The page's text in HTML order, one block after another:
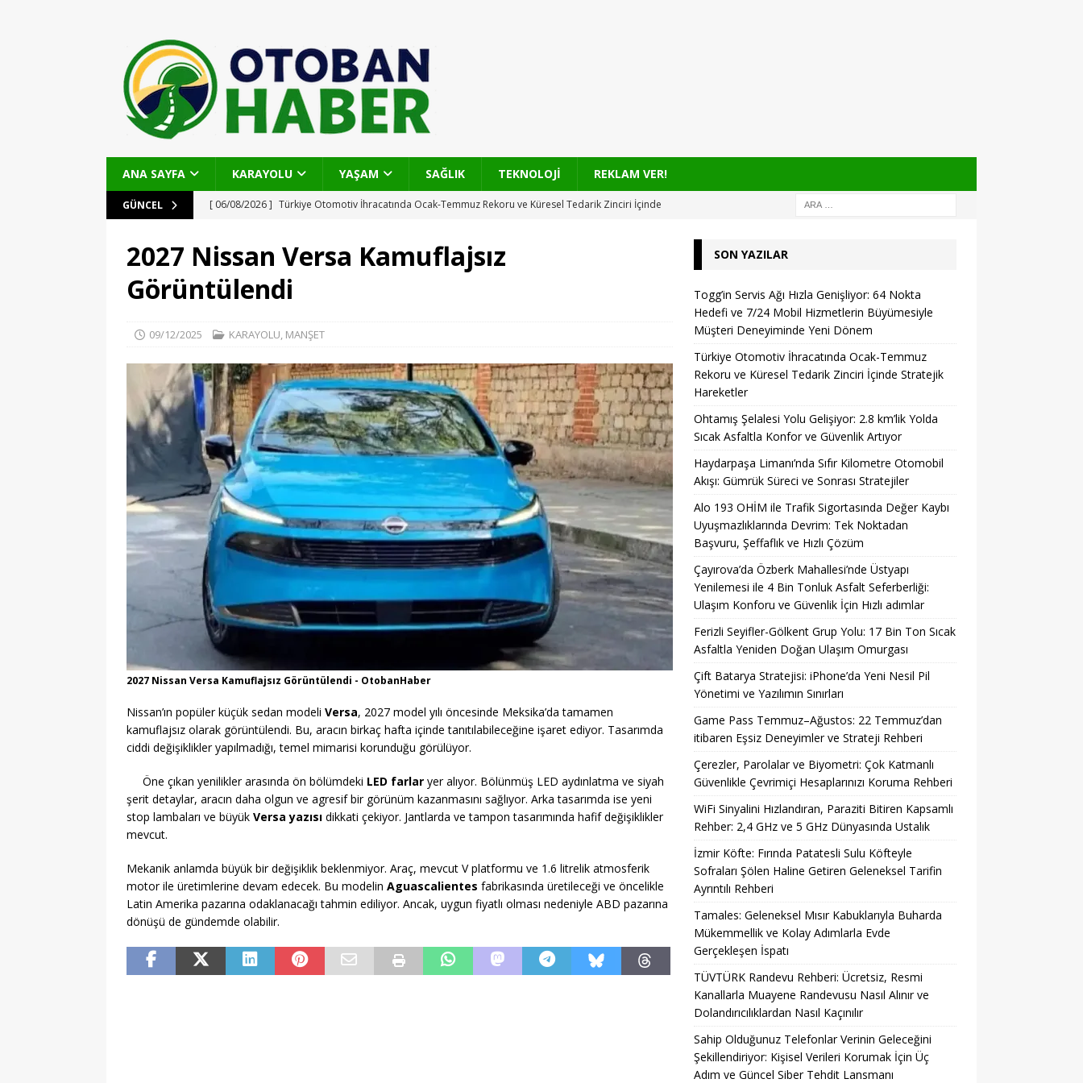
ANA SAYFA KARAYOLU YAŞAM SAĞLIK TEKNOLOJİ REKLAM VER!
GÜNCEL [ 06/08/2026 ] Türkiye Otomotiv İhracatında Ocak-Temmuz Rekoru ve Küresel Tedarik Zinciri İçinde
[ 06/08/2026 ]
Ohtamış Şelalesi Yolu Gelişiyor: 2.8 km’lik Yolda Sıcak Asfaltla Konfor ve Güvenlik
Artıyor
OTOBAN
Stratejiler
KARAYOLU
[ 24/07/2026 ] Alo 193 OHİM ile Trafik Sigortasında Değer Kaybı Uyuşmazlıklarında Devrim: Tek
Noktadan Başvuru, Şeffaflık ve Hızlı Çözüm
KARAYOLU
[ 07/08/2026 ] Togg’in Servis Ağı Hızla Genişliyor: 64 Nokta Hedefi ve 7/24 Mobil Hizmetlerin
Büyümesiyle Müşteri Deneyiminde Yeni Dönem
KARAYOLU
2027 Nissan Versa Kamuflajsız
Görüntülendi
09/12/2025 KARAYOLU, MANŞET
2027 Nissan Versa Kamuflajsız Görüntülendi - OtobanHaber
Nissan’ın popüler küçük sedan modeli Versa, 2027 model yılı öncesinde Meksika’da tamamen
kamuflajsız olarak görüntülendi. Bu, aracın birkaç hafta içinde tanıtılabileceğine işaret ediyor. Tasarımda
ciddi değişiklikler yapılmadığı, temel mimarisi korunduğu görülüyor.
Öne çıkan yenilikler arasında ön bölümdeki LED farlar yer alıyor. Bölünmüş LED aydınlatma ve siyah
şerit detaylar, aracın daha olgun ve agresif bir görünüm kazanmasını sağlıyor. Arka tasarımda ise yeni
stop lambaları ve büyük Versa yazısı dikkati çekiyor. Jantlarda ve tampon tasarımında hafif değişiklikler
mevcut.
Mekanik anlamda büyük bir değişiklik beklenmiyor. Araç, mevcut V platformu ve 1.6 litrelik atmosferik
motor ile üretimlerine devam edecek. Bu modelin Aguascalientes fabrikasında üretileceği ve öncelikle
Latin Amerika pazarına odaklanacağı tahmin ediliyor. Ancak, uygun fiyatlı olması nedeniyle ABD pazarına
dönüşü de gündemde olabilir.
SON YAZILAR
Togg’in Servis Ağı Hızla Genişliyor: 64 Nokta
Hedefi ve 7/24 Mobil Hizmetlerin Büyümesiyle
Müşteri Deneyiminde Yeni Dönem
Türkiye Otomotiv İhracatında Ocak-Temmuz
Rekoru ve Küresel Tedarik Zinciri İçinde Stratejik
Hareketler
Ohtamış Şelalesi Yolu Gelişiyor: 2.8 km’lik Yolda
Sıcak Asfaltla Konfor ve Güvenlik Artıyor
Haydarpaşa Limanı’nda Sıfır Kilometre Otomobil
Akışı: Gümrük Süreci ve Sonrası Stratejiler
Alo 193 OHİM ile Trafik Sigortasında Değer Kaybı
Uyuşmazlıklarında Devrim: Tek Noktadan
Başvuru, Şeffaflık ve Hızlı Çözüm
Çayırova’da Özberk Mahallesi’nde Üstyapı
Yenilemesi ile 4 Bin Tonluk Asfalt Seferberliği:
Ulaşım Konforu ve Güvenlik İçin Hızlı adımlar
Ferizli Seyifler-Gölkent Grup Yolu: 17 Bin Ton Sıcak
Asfaltla Yeniden Doğan Ulaşım Omurgası
Çift Batarya Stratejisi: iPhone’da Yeni Nesil Pil
Yönetimi ve Yazılımın Sınırları
Game Pass Temmuz–Ağustos: 22 Temmuz’dan
itibaren Eşsiz Deneyimler ve Strateji Rehberi
Çerezler, Parolalar ve Biyometri: Çok Katmanlı
Güvenlikle Çevrimiçi Hesaplarınızı Koruma Rehberi
WiFi Sinyalini Hızlandıran, Paraziti Bitiren Kapsamlı
Rehber: 2,4 GHz ve 5 GHz Dünyasında Ustalık
İzmir Köfte: Fırında Patatesli Sulu Köfteyle
Sofraları Şölen Haline Getiren Geleneksel Tarifin
Ayrıntılı Rehberi
Tamales: Geleneksel Mısır Kabuklarıyla Buharda
Mükemmellik ve Kolay Adımlarla Evde
Gerçekleşen İspatı
TÜVTÜRK Randevu Rehberi: Ücretsiz, Resmi
Kanallarla Muayene Randevusu Nasıl Alınır ve
Dolandırıcılıklardan Nasıl Kaçınılır
Sahip Olduğunuz Telefonlar Verinin Geleceğini
Şekillendiriyor: Kişisel Verileri Korumak İçin Üç
Adım ve Güncel Siber Tehdit Lansmanı